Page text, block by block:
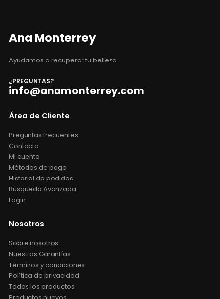
Ana Monterrey
Ayudamos a recuperar tu belleza.
¿PREGUNTAS?
info@anamonterrey.com
Área de Cliente
Preguntas frecuentes
Contacto
Mi cuenta
Métodos de pago
Historial de pedidos
Búsqueda Avanzada
Login
Nosotros
Sobre nosotros
Nuestras Garantías
Términos y condiciones
Política de privacidad
Todos los productos